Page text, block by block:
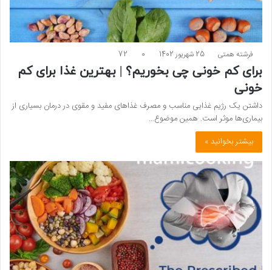
فرشته همتی 25 شهریور 1402 0
72
برای کم خونی چی بخوریم؟ | بهترین غذا برای کم
خونی
داشتن یک رژیم غذایی مناسب و مصرف غذاهای مفید و مقوی در درمان بسیاری از
بیماری‌ها موثر است. همین موضوع…
بیشتر بخوانید »